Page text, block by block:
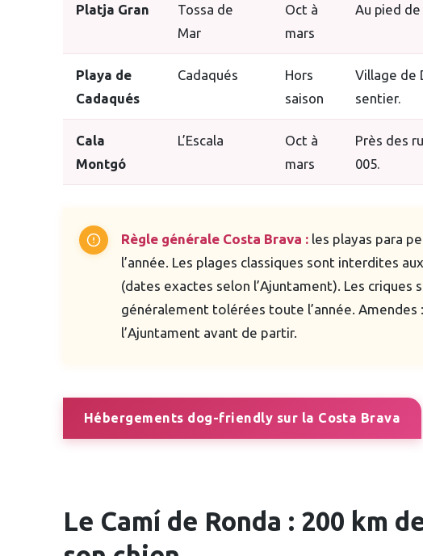
Platja Gran
Tossa de
Mar
Oct à
mars
Au pied
Playa de
Cadaqués
Cadaqués
Hors
saison
Village de
sentier.
Cala
Montgó
L’Escala
Oct à
mars
Près des
005.
Règle générale Costa Brava : les playas para
l’année. Les plages classiques sont interdites
(dates exactes selon l’Ajuntament). Les criques
généralement tolérées toute l’année.
l’Ajuntament avant de partir.
Hébergements dog-friendly sur la Costa Brava
Le Camí de Ronda : 200 km